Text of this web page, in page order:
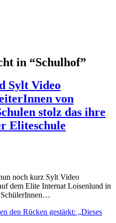
in “Schulhof”
Sylt Video
von
stolz das ihre
Eliteschule
noch kurz Sylt Video
dem Elite Internat Loisenlund in
SchülerInnen…
den Rücken gestärkt: „Dieses